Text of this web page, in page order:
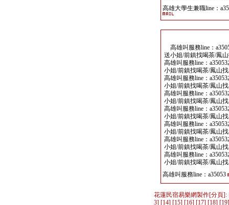
高雄大學生兼職line：
高雄叫服務line：
送小姐/前鎮找喝茶/鳳
高雄叫服務line：
小姐/前鎮找喝茶/鳳山
高雄叫服務line：
小姐/前鎮找喝茶/鳳山
高雄叫服務line：
小姐/前鎮找喝茶/鳳山
高雄叫服務line：
小姐/前鎮找喝茶/鳳山
高雄叫服務line：
小姐/前鎮找喝茶/鳳山
高雄叫服務line：
小姐/前鎮找喝茶/鳳山
高雄叫服務line：
小姐/前鎮找喝茶/鳳山
高雄叫服務line：a35053
花蓮民宿易樂網製作[分頁]:
3] [14] [15] [16] [17] [18] [19